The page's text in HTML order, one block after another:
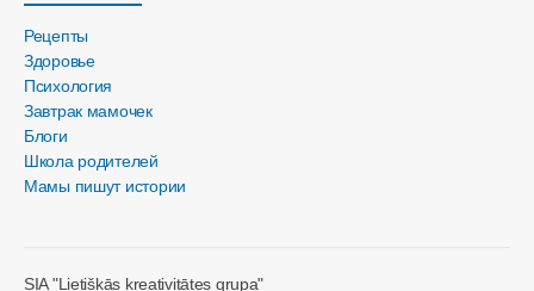
Рецепты
Здоровье
Психология
Завтрак мамочек
Блоги
Школа родителей
Мамы пишут истории
SIA "Lietišķās kreativitātes grupa"